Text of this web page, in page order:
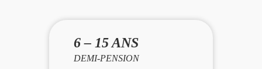
6 – 15 ANS
DEMI-PENSION